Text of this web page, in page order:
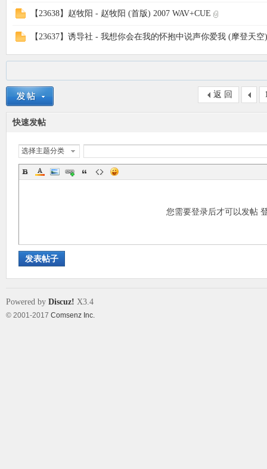
【23638】赵牧阳 - 赵牧阳 (首版) 2007 WAV+CUE
【23637】诱导社 - 我想你会在我的怀抱中说声你爱我 (摩登天空
返 回
快速发帖
选择主题分类
您需要登录后才可以发帖
发表帖子
Powered by Discuz! X3.4
© 2001-2017 Comsenz Inc.